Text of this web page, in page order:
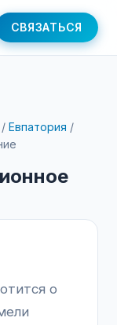
СВЯЗАТЬСЯ
/ Евпатория /
о